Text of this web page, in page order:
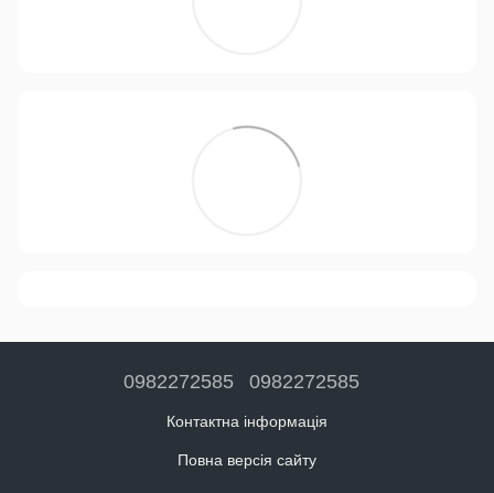
0982272585 0982272585
Контактна інформація
Повна версія сайту